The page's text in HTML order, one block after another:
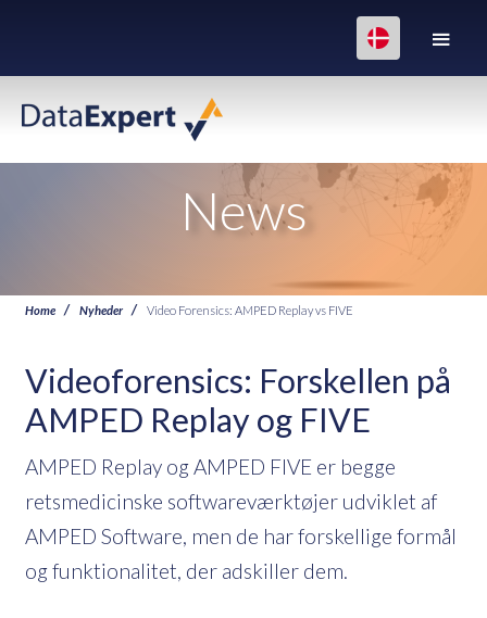
News
Home Nyheder Video Forensics: AMPED Replay vs FIVE
Videoforensics: Forskellen på
AMPED Replay og FIVE
AMPED Replay og AMPED FIVE er begge
retsmedicinske softwareværktøjer udviklet af
AMPED Software, men de har forskellige formål
og funktionalitet, der adskiller dem.